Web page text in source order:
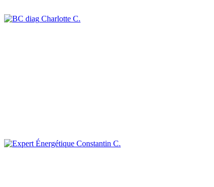
Charlotte C.
Constantin C.